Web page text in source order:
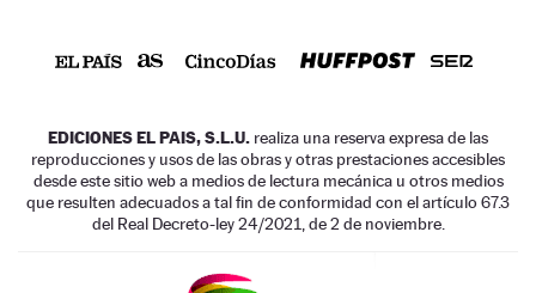
EDICIONES EL PAIS, S.L.U. realiza una reserva expresa de las
reproducciones y usos de las obras y otras prestaciones accesibles
desde este sitio web a medios de lectura mecánica u otros medios
que resulten adecuados a tal fin de conformidad con el artículo 67.3
del Real Decreto-ley 24/2021, de 2 de noviembre.